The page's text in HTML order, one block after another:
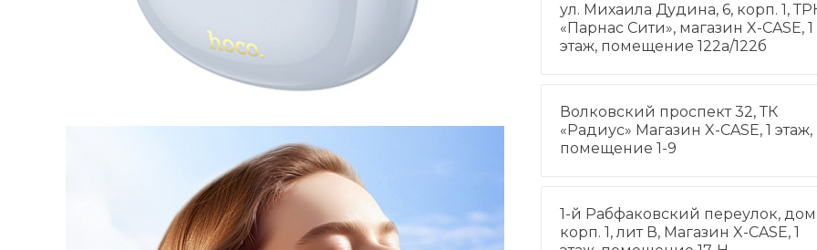
ул. Михаила Дудина, 6, корп. 1,
«Парнас Сити», магазин X-CASE, 1
этаж, помещение 122а/122б
Волковский проспект 32, ТК
«Радиус» Магазин X-CASE, 1 этаж,
помещение 1-9
1-й Рабфаковский переулок, дом
корп. 1, лит В, Магазин X-CASE, 1